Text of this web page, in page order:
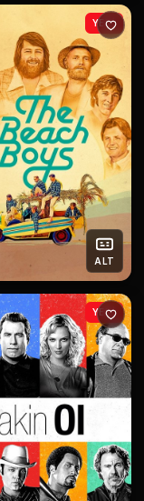
ALT
YENİ
YENİ